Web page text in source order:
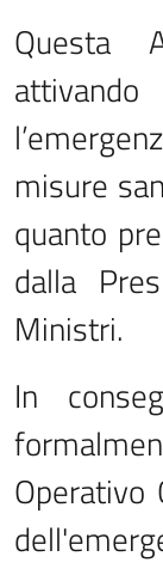
Questa
misure
quanto
dalla
Ministri.
In
Operativo